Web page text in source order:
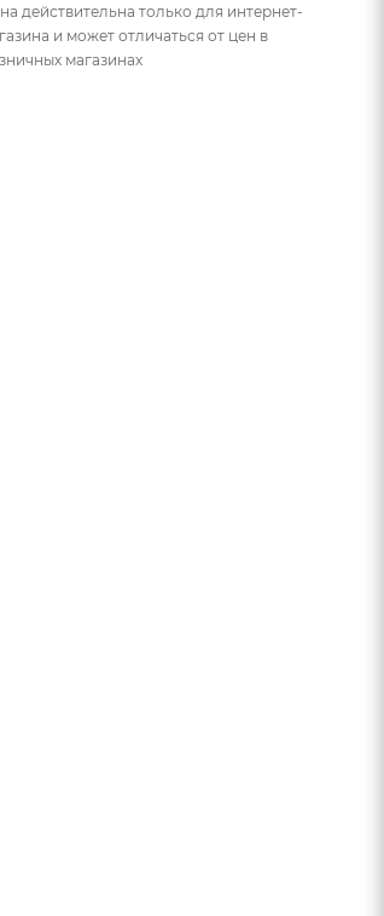
действительна только для интернет-
и может отличаться от цен в
магазинах